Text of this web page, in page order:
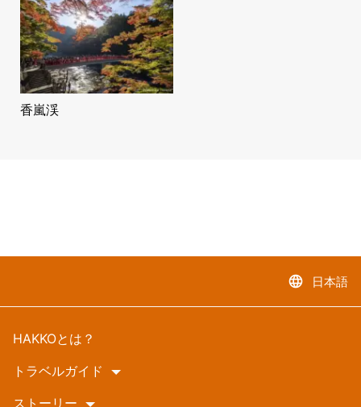
香嵐渓
language 日本語
HAKKOとは？
トラベルガイド
ストーリー